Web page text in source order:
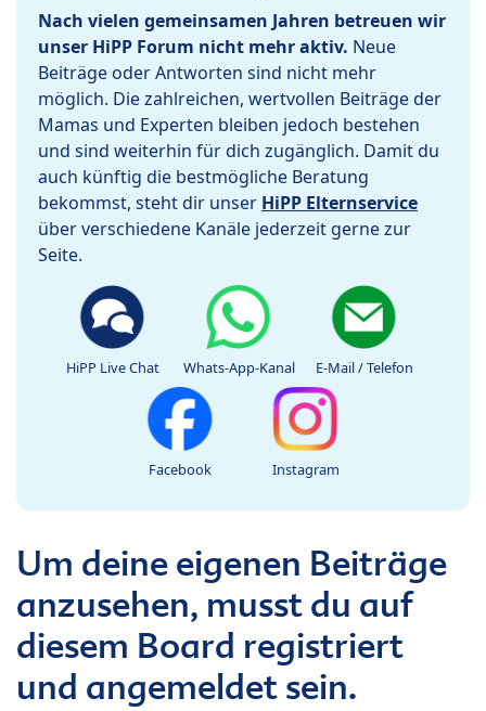
Nach vielen gemeinsamen Jahren betreuen wir
unser HiPP Forum nicht mehr aktiv. Neue
Beiträge oder Antworten sind nicht mehr
möglich. Die zahlreichen, wertvollen Beiträge der
Mamas und Experten bleiben jedoch bestehen
und sind weiterhin für dich zugänglich. Damit du
auch künftig die bestmögliche Beratung
bekommst, steht dir unser HiPP Elternservice
über verschiedene Kanäle jederzeit gerne zur
Seite.
HiPP Live Chat Whats-App-Kanal E-Mail / Telefon
Facebook Instagram
Um deine eigenen Beiträge
anzusehen, musst du auf
diesem Board registriert
und angemeldet sein.